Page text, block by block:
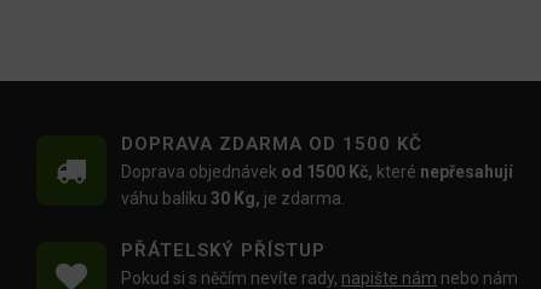
DOPRAVA ZDARMA OD 1500 KČ
Doprava objednávek od 1500 Kč, které nepřesahují
váhu balíku30 Kg, je zdarma.
PŘÁTELSKÝ PŘÍSTUP
Pokud si s něčím nevíte rady, napište nám nebo nám